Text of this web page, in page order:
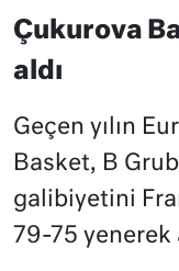
Çukurova
aldı
Geçen yılın
Basket, B
galibiyetini
79-75 yenerek